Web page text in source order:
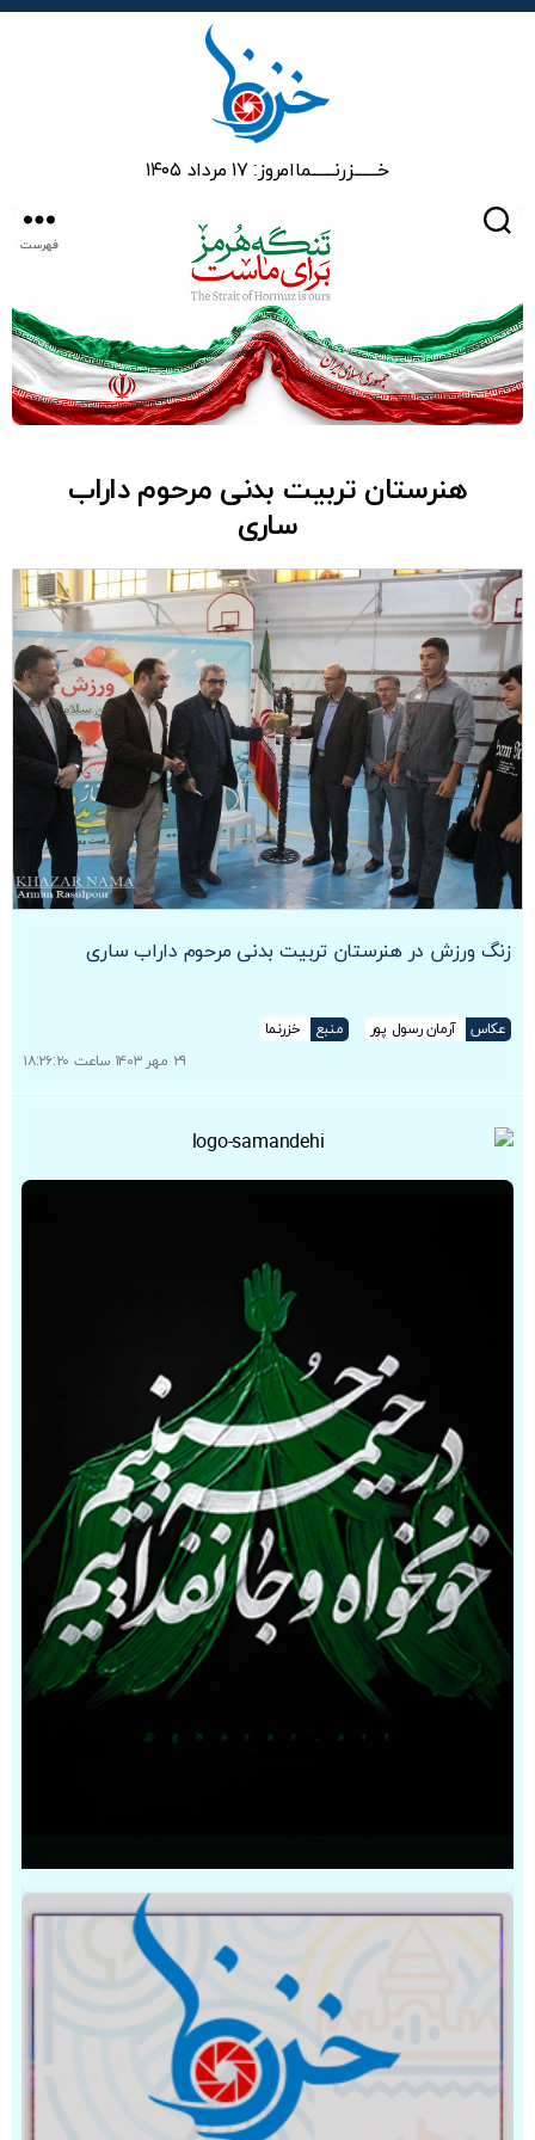
خـــــــزرنـــــــماامروز: ۱۷ مرداد ۱۴۰۵
فهرست
هنرستان تربیت بدنی مرحوم داراب
ساری
زنگ ورزش در هنرستان تربیت بدنی مرحوم داراب ساری
عکاس آرمان رسول پور منبع
خزرنما
۲۹ مهر ۱۴۰۳ ساعت ۱۸:۲۶:۲۰